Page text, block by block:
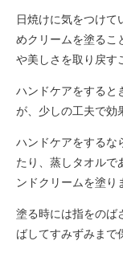
日焼けに気をつけて
めクリームを塗るこ
や美しさを取り戻す
ハンドケアをすると
が、少しの工夫で効
ハンドケアをするな
たり、蒸しタオルで
ンドクリームを塗り
塗る時には指をのば
ばしてすみずみまで